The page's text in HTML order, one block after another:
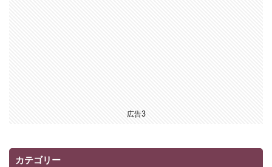
広告3
カテゴリー